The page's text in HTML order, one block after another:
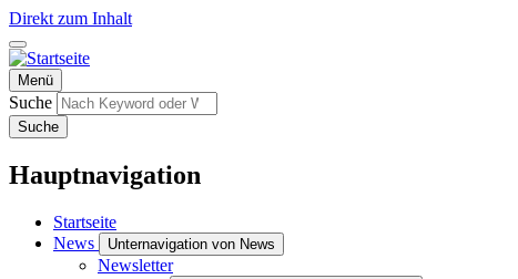
Direkt zum Inhalt
Menü
Suche
Suche
Hauptnavigation
Startseite
News
Unternavigation von News
Newsletter